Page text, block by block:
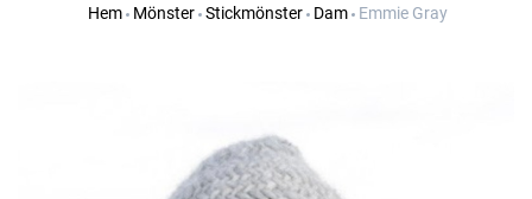
Hem Mönster Stickmönster Dam Emmie Gray